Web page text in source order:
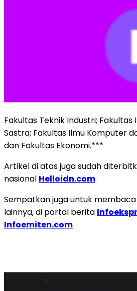
Fakultas Teknik Industri; Fakultas
Sastra; Fakultas Ilmu Komputer
dan Fakultas Ekonomi.***
Artikel di atas juga sudah
nasional Helloidn.com
Sempatkan juga untuk
lainnya, di portal berita
Infoemiten.com